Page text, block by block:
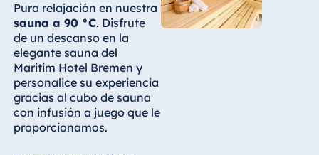
Bulgaria
Hotel Paradise
Blue Albena
Hotel Amelia
Pura relajación en nuestra
sauna a 90 °C. Disfrute
de un descanso en la
elegante sauna del
Maritim Hotel Bremen y
personalice su experiencia
gracias al cubo de sauna
con infusión a juego que le
proporcionamos.